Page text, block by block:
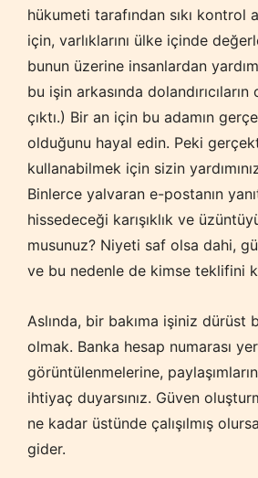
hükumeti tarafından sıkı kontrol
için, varlıklarını ülke içinde
bunun üzerine insanlardan
bu işin arkasında
çıktı.) Bir an için bu adamın
olduğunu hayal edin. Peki
kullanabilmek için sizin
Binlerce yalvaran e-postanın
hissedeceği karışıklık ve
musunuz? Niyeti saf olsa dahi,
ve bu nedenle de kimse teklifini
Aslında, bir bakıma işiniz dürüst
olmak. Banka hesap numarası
görüntülenmelerine,
ihtiyaç duyarsınız. Güven
ne kadar üstünde çalışılmış
gider.